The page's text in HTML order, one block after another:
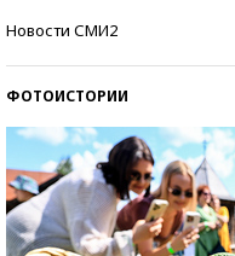
Новости СМИ2
ФОТОИСТОРИИ